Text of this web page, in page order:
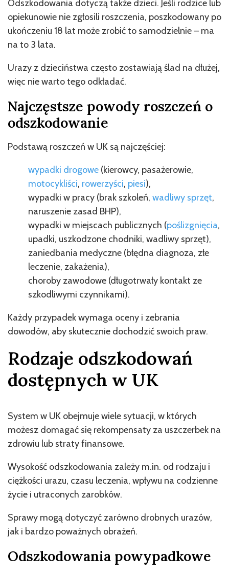
Odszkodowania dotyczą także dzieci. Jeśli rodzice lub
opiekunowie nie zgłosili roszczenia, poszkodowany po
ukończeniu 18 lat może zrobić to samodzielnie – ma
na to 3 lata.
Urazy z dzieciństwa często zostawiają ślad na dłużej,
więc nie warto tego odkładać.
Najczęstsze powody roszczeń o
odszkodowanie
Podstawą roszczeń w UK są najczęściej:
wypadki drogowe (kierowcy, pasażerowie,
motocykliści, rowerzyści, piesi),
wypadki w pracy (brak szkoleń, wadliwy sprzęt,
naruszenie zasad BHP),
wypadki w miejscach publicznych (poślizgnięcia,
upadki, uszkodzone chodniki, wadliwy sprzęt),
zaniedbania medyczne (błędna diagnoza, złe
leczenie, zakażenia),
choroby zawodowe (długotrwały kontakt ze
szkodliwymi czynnikami).
Każdy przypadek wymaga oceny i zebrania
dowodów, aby skutecznie dochodzić swoich praw.
Rodzaje odszkodowań
dostępnych w UK
System w UK obejmuje wiele sytuacji, w których
możesz domagać się rekompensaty za uszczerbek na
zdrowiu lub straty finansowe.
Wysokość odszkodowania zależy m.in. od rodzaju i
ciężkości urazu, czasu leczenia, wpływu na codzienne
życie i utraconych zarobków.
Sprawy mogą dotyczyć zarówno drobnych urazów,
jak i bardzo poważnych obrażeń.
Odszkodowania powypadkowe